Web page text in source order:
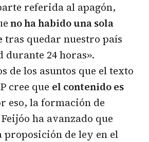
referida al apagón,
no ha habido una sola
tras quedar nuestro país
24 horas».
de los asuntos que el texto
cree que el contenido es
eso, la formación de
ha avanzado que
proposición de ley en el